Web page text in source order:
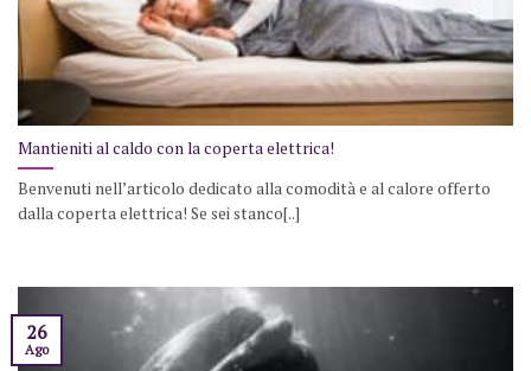
Mantieniti al caldo con la coperta elettrica!
Benvenuti nell’articolo dedicato alla comodità e al calore offerto
dalla coperta elettrica! Se sei stanco[..]
26
Ago